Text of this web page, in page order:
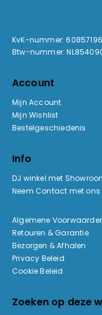
KvK-nummer: 60857196
Btw-nummer:
Account
Mijn Account
Mijn Wishlist
Bestelgeschiedenis
Info
DJ winkel met
Neem Contact met ons
Algemene
Retouren & Garantie
Bezorgen & Afhalen
Privacy Beleid
Cookie Beleid
Zoeken op deze